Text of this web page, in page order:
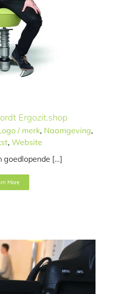
Ergozit.shop
/ merk, Naamgeving,
, Website
goedlopende […]
More
voor online